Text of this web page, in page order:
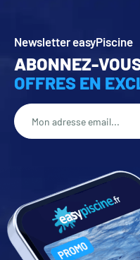
Newsletter easyPiscine
ABONNEZ-
OFFRES EN